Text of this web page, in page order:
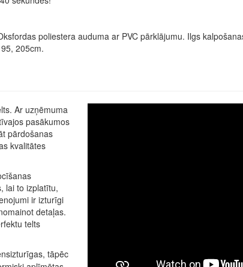
poliestera auduma ar PVC pārklājumu. Ilgs
205cm.
Ar uzņēmuma
pasākumos
pārdošanas
kvalitātes
lai to izplatītu,
ir izturīgi
detaļas.
telts
tāpēc